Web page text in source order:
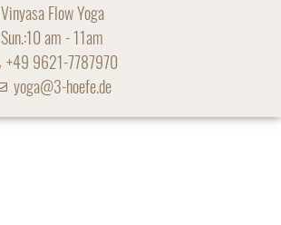
Vinyasa Flow Yoga
Sun.:10 am - 11am
+49 9621-7787970
yoga@3-hoefe.de